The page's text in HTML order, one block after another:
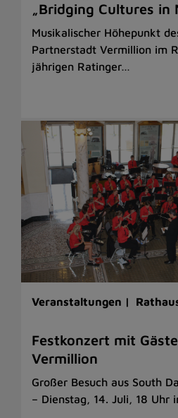
„Bridging Cultures in
Musikalischer Höhepunkt
Partnerstadt Vermillion im
jährigen Ratinger…
Veranstaltungen |
Festkonzert mit
Vermillion
Großer Besuch aus South
– Dienstag, 14. Juli, 18 Uhr